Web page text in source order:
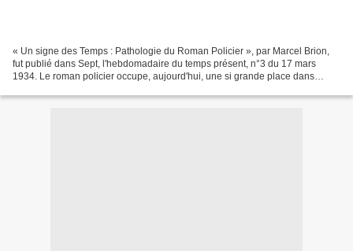
« Un signe des Temps : Pathologie du Roman Policier », par Marcel Brion,
fut publié dans Sept, l'hebdomadaire du temps présent, n°3 du 17 mars
1934. Le roman policier occupe, aujourd'hui, une si grande place dans